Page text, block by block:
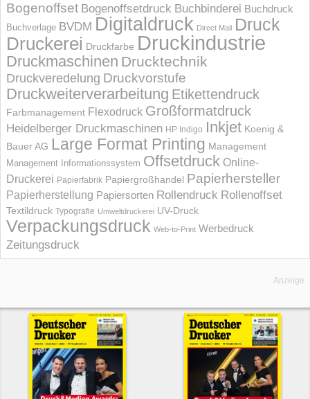
Bogenoffset Bogenoffsetdruck Buchbinderei Buchdruck
Buchverlage BVDM Digitaldruck Direct Mail Druck
Druckerei Druckfarbe Druckindustrie
Druckmaschinen Drucktechnik
Druckveredelung Druckvorstufe
Druckweiterverarbeitung Etikettendruck
Farbmanagement Flexodruck Großformatdruck
Heidelberger Druckmaschinen HP Indigo Inkjet Koenig &
Bauer AG Large Format Printing Management
Management Informations­system Offsetdruck Online-
Druckerei Papierfabrik Papiergroßhandel Papierhersteller
Papierherstellung Papiersorten Rollendruck Rollenoffset
Textildruck Typografie Umweltdruckerei UV-Druck
Verpackungsdruck Web-to-Print Werbedruck
Zeitungsdruck
Anzeige